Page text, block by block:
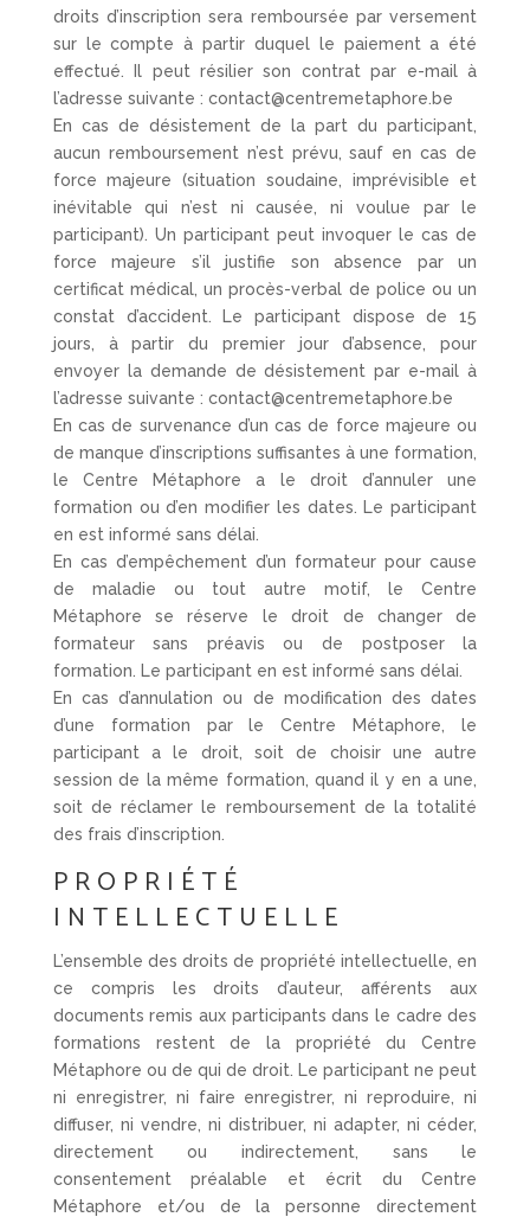
droits d’inscription sera remboursée par versement
sur le compte à partir duquel le paiement a été
effectué. Il peut résilier son contrat par e-mail à
l’adresse suivante : contact@centremetaphore.be
En cas de désistement de la part du participant,
aucun remboursement n’est prévu, sauf en cas de
force majeure (situation soudaine, imprévisible et
inévitable qui n’est ni causée, ni voulue par le
participant). Un participant peut invoquer le cas de
force majeure s’il justifie son absence par un
certificat médical, un procès-verbal de police ou un
constat d’accident. Le participant dispose de 15
jours, à partir du premier jour d’absence, pour
envoyer la demande de désistement par e-mail à
l’adresse suivante : contact@centremetaphore.be
En cas de survenance d’un cas de force majeure ou
de manque d’inscriptions suffisantes à une formation,
le Centre Métaphore a le droit d’annuler une
formation ou d’en modifier les dates. Le participant
en est informé sans délai.
En cas d’empêchement d’un formateur pour cause
de maladie ou tout autre motif, le Centre
Métaphore se réserve le droit de changer de
formateur sans préavis ou de postposer la
formation. Le participant en est informé sans délai.
En cas d’annulation ou de modification des dates
d’une formation par le Centre Métaphore, le
participant a le droit, soit de choisir une autre
session de la même formation, quand il y en a une,
soit de réclamer le remboursement de la totalité
des frais d’inscription.
PROPRIÉTÉ
INTELLECTUELLE
L’ensemble des droits de propriété intellectuelle, en
ce compris les droits d’auteur, afférents aux
documents remis aux participants dans le cadre des
formations restent de la propriété du Centre
Métaphore ou de qui de droit. Le participant ne peut
ni enregistrer, ni faire enregistrer, ni reproduire, ni
diffuser, ni vendre, ni distribuer, ni adapter, ni céder,
directement ou indirectement, sans le
consentement préalable et écrit du Centre
Métaphore et/ou de la personne directement